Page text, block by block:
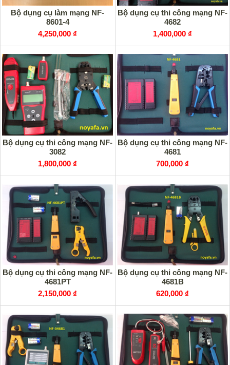
Bộ dụng cụ làm mạng NF-
8601-4
4,250,000 ₫
Bộ dụng cụ thi công mạng NF-
4682
1,400,000 ₫
Bộ dụng cụ thi công mạng NF-
3082
1,800,000 ₫
Bộ dụng cụ thi công mạng NF-
4681
700,000 ₫
Bộ dụng cụ thi công mạng NF-
4681PT
2,150,000 ₫
Bộ dụng cụ thi công mạng NF-
4681B
620,000 ₫